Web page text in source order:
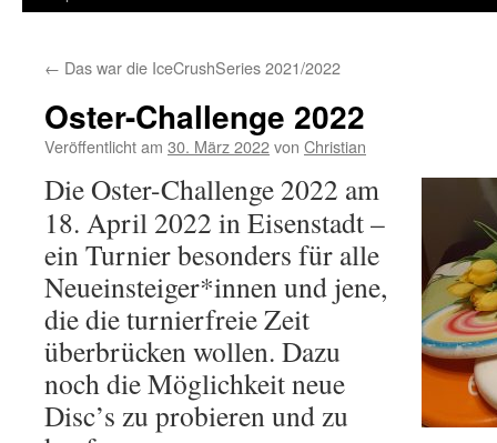
← Das war die IceCrushSeries 2021/2022
Oster-Challenge 2022
Veröffentlicht am 30. März 2022von Christian
Die Oster-Challenge 2022 am
18. April 2022 in Eisenstadt –
ein Turnier besonders für alle
Neueinsteiger*innen und jene,
die die turnierfreie Zeit
überbrücken wollen. Dazu
noch die Möglichkeit neue
Disc’s zu probieren und zu